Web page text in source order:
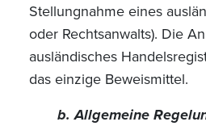
Stellungnahme eines
oder Rechtsanwalts). Die
ausländisches
das einzige Beweismittel.
b. Allgemeine